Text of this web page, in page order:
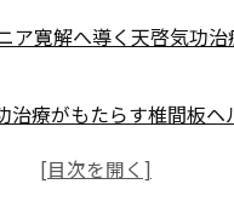
ア寛解へ導く天啓気功
治療がもたらす椎間板ヘ
解に向けた天啓気功治療